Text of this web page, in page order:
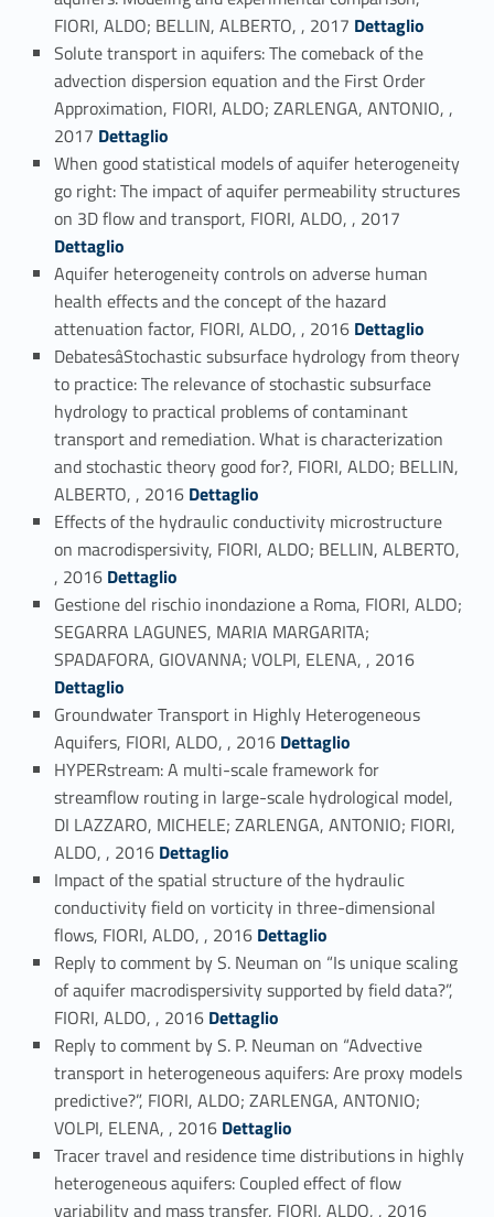
FIORI, ALDO; BELLIN, ALBERTO, , 2017 Link identifier #identifier_person_113653-50
Dettaglio
Solute transport in aquifers: The comeback of the
advection dispersion equation and the First Order
Approximation, FIORI, ALDO; ZARLENGA, ANTONIO, ,
2017 Link identifier #identifier_person_177829-51
Dettaglio
When good statistical models of aquifer heterogeneity
go right: The impact of aquifer permeability structures
on 3D flow and transport, FIORI, ALDO, , 2017
Dettaglio
Aquifer heterogeneity controls on adverse human
health effects and the concept of the hazard
attenuation factor, FIORI, ALDO, , 2016 Link identifier #identifier_person_80849-53
Dettaglio
DebatesâStochastic subsurface hydrology from theory
to practice: The relevance of stochastic subsurface
hydrology to practical problems of contaminant
transport and remediation. What is characterization
and stochastic theory good for?, FIORI, ALDO; BELLIN,
ALBERTO, , 2016 Link identifier #identifier_person_75408-54
Dettaglio
Effects of the hydraulic conductivity microstructure
on macrodispersivity, FIORI, ALDO; BELLIN, ALBERTO,
, 2016 Link identifier #identifier_person_84145-55
Dettaglio
Gestione del rischio inondazione a Roma, FIORI, ALDO;
SEGARRA LAGUNES, MARIA MARGARITA;
SPADAFORA, GIOVANNA; VOLPI, ELENA, , 2016
Dettaglio
Groundwater Transport in Highly Heterogeneous
Aquifers, FIORI, ALDO, , 2016Link identifier #identifier_person_177197-57Dettaglio
HYPERstream: A multi-scale framework for
streamflow routing in large-scale hydrological model,
DI LAZZARO, MICHELE; ZARLENGA, ANTONIO; FIORI,
ALDO, , 2016 Link identifier #identifier_person_116761-58
Dettaglio
Impact of the spatial structure of the hydraulic
conductivity field on vorticity in three-dimensional
flows, FIORI, ALDO, , 2016 Link identifier #identifier_person_89892-59
Dettaglio
Reply to comment by S. Neuman on “Is unique scaling
of aquifer macrodispersivity supported by field data?”,
FIORI, ALDO, , 2016 Link identifier #identifier_person_54163-60
Dettaglio
Reply to comment by S. P. Neuman on “Advective
transport in heterogeneous aquifers: Are proxy models
predictive?”, FIORI, ALDO; ZARLENGA, ANTONIO;
VOLPI, ELENA, , 2016 Link identifier #identifier_person_102134-61
Dettaglio
Tracer travel and residence time distributions in highly
heterogeneous aquifers: Coupled effect of flow
variability and mass transfer, FIORI, ALDO, , 2016